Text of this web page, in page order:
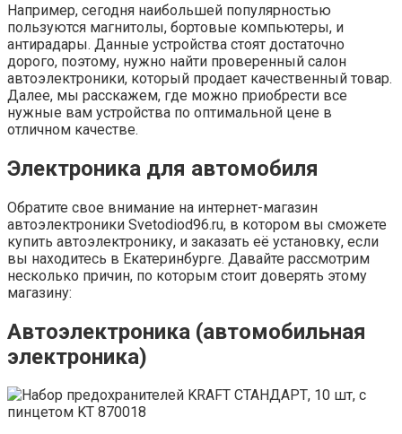
Например, сегодня наибольшей популярностью
пользуются магнитолы, бортовые компьютеры, и
антирадары. Данные устройства стоят достаточно
дорого, поэтому, нужно найти проверенный салон
автоэлектроники, который продает качественный товар.
Далее, мы расскажем, где можно приобрести все
нужные вам устройства по оптимальной цене в
отличном качестве.
Электроника для автомобиля
Обратите свое внимание на интернет-магазин
автоэлектроники Svetodiod96.ru, в котором вы сможете
купить автоэлектронику, и заказать её установку, если
вы находитесь в Екатеринбурге. Давайте рассмотрим
несколько причин, по которым стоит доверять этому
магазину:
Автоэлектроника (автомобильная
электроника)